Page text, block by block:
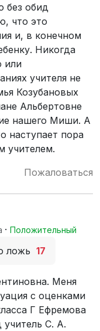
без обид
что это
и, в конечном
Никогда
или
учителя не
Козубановых
Альбертовне
нашего Миши. А
наступает пора
учителем.
Пожаловаться
· Положительный
ложь 17
Меня
с оценками
Г Ефремова
С. А.